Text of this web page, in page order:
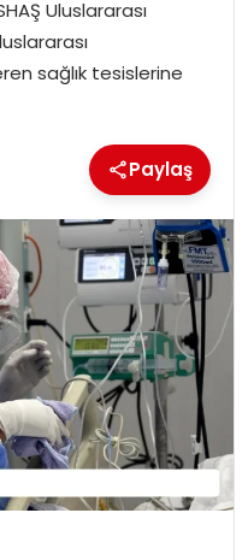
Uluslararası
sağlık tesislerine
Paylaş